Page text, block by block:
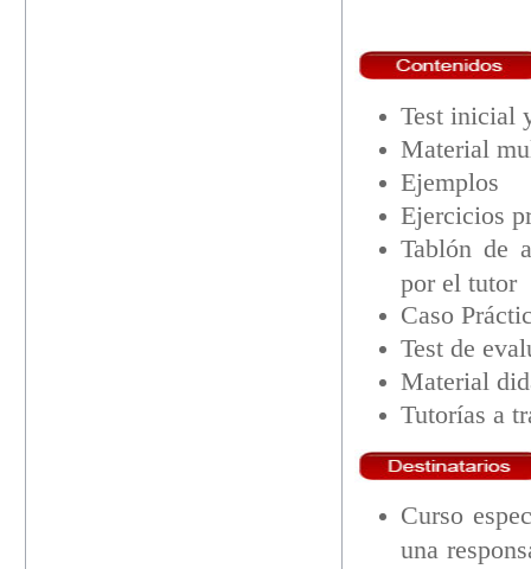
Test inicial
Material
Ejemplos
Ejercicios
Tablón de
por el tutor
Caso
Test de
Material
Tutorías a
Curso
una